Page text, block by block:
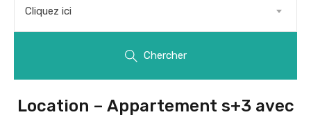
Cliquez ici
Chercher
Location – Appartement s+3 avec